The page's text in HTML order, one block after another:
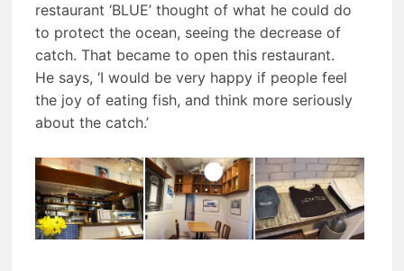
restaurant ‘BLUE’ thought of what he could do
to protect the ocean, seeing the decrease of
catch. That became to open this restaurant.
He says, ‘I would be very happy if people feel
the joy of eating fish, and think more seriously
about the catch.’